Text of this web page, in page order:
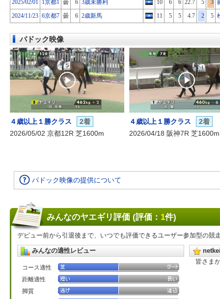
2025/02/01 1京都1 曇 6 3歳未勝利 10 6 6 22.7 5 3
2024/11/23 6京都7 曇 6 2歳新馬 11 5 5 4.7 2 5
パドック映像
４歳以上１勝クラス
2着
2026/05/02 京都12R 芝1600m
４歳以上１勝クラス
2着
2026/04/18 阪神7R 芝1600m
パドック映像の提供について
みんなのヤエギリ評価 (評価： 1件)
デビュー前から引退後まで、いつでも評価できるユーザー参加型の競
みんなの適性レビュー
コース適性
距離適性
脚質
皆さま